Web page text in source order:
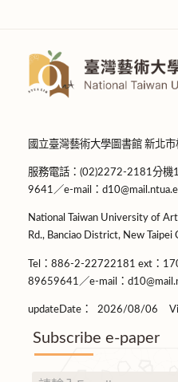
國立臺灣藝術大學圖書館 新北
服務電話：(02)2272-2181分
9641／e-mail：
National Taiwan University of
Rd., Banciao District, New Taipei
Tel：886-2-22722181 ext：
89659641／e-mail：
updateDate： 2026/08/06
Subscribe e-paper